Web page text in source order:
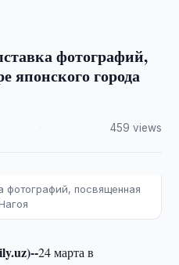
фотографий,
японского города
459 views
фотографий, посвященная
24 марта в